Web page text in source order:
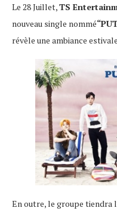
Le 28 Juillet,TS
nouveau single nommé
révèle une ambiance
En outre, le groupe